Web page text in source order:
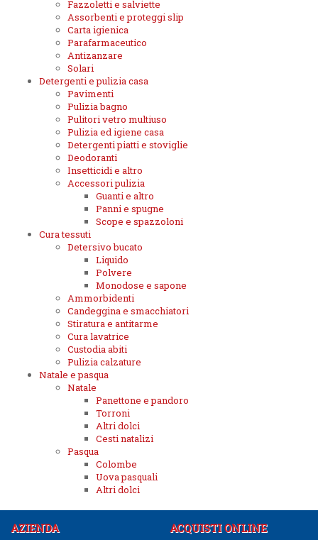
Fazzoletti e salviette
Assorbenti e proteggi slip
Carta igienica
Parafarmaceutico
Antizanzare
Solari
Detergenti e pulizia casa
Pavimenti
Pulizia bagno
Pulitori vetro multiuso
Pulizia ed igiene casa
Detergenti piatti e stoviglie
Deodoranti
Insetticidi e altro
Accessori pulizia
Guanti e altro
Panni e spugne
Scope e spazzoloni
Cura tessuti
Detersivo bucato
Liquido
Polvere
Monodose e sapone
Ammorbidenti
Candeggina e smacchiatori
Stiratura e antitarme
Cura lavatrice
Custodia abiti
Pulizia calzature
Natale e pasqua
Natale
Panettone e pandoro
Torroni
Altri dolci
Cesti natalizi
Pasqua
Colombe
Uova pasquali
Altri dolci
AZIENDA ACQUISTI ONLINE